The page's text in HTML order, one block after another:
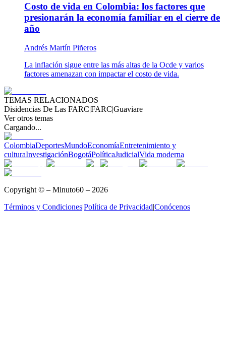
Costo de vida en Colombia: los factores que
presionarán la economía familiar en el cierre de
año
Andrés Martín Piñeros
La inflación sigue entre las más altas de la Ocde y varios
factores amenazan con impactar el costo de vida.
TEMAS RELACIONADOS
Disidencias De Las FARC|FARC|Guaviare
Ver otros temas
Cargando...
ColombiaDeportesMundoEconomíaEntretenimiento y
culturaInvestigaciónBogotáPolíticaJudicialVida moderna
Copyright © – Minuto60 – 2026
Términos y Condiciones|Política de Privacidad|Conócenos